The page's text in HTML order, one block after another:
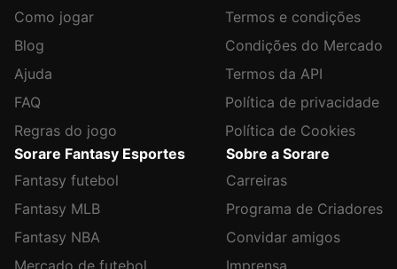
Como jogar
Blog
Ajuda
FAQ
Regras do jogo
Termos e condições
Condições do Mercado
Termos da API
Política de privacidade
Política de Cookies
Sorare Fantasy Esportes
Fantasy futebol
Fantasy MLB
Fantasy NBA
Mercado de futebol
Sobre a Sorare
Carreiras
Programa de Criadores
Convidar amigos
Imprensa